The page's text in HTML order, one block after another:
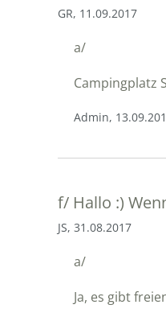
GR, 11.09.2017
a/
Campingplatz
Admin,
f/ Hallo :)
JS, 31.08.2017
a/
Ja, es gibt